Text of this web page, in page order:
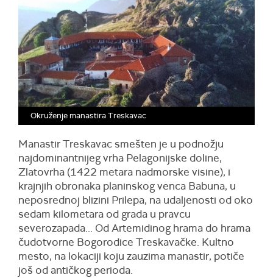
Okruženje manastira Treskavac
Manastir Treskavac smešten je u podnožju
najdominantnijeg vrha Pelagonijske doline,
Zlatovrha (1422 metara nadmorske visine), i
krajnjih obronaka planinskog venca Babuna, u
neposrednoj blizini Prilepa, na udaljenosti od oko
sedam kilometara od grada u pravcu
severozapada... Od Artemidinog hrama do hrama
čudotvorne Bogorodice Treskavačke. Kultno
mesto, na lokaciji koju zauzima manastir, potiče
još od antičkog perioda.